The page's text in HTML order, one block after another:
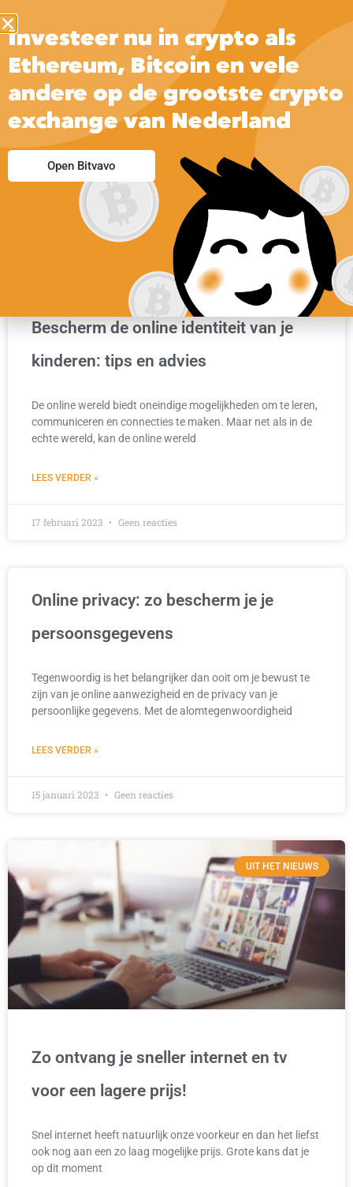
VEILIG INTERNETTEN | PRAKTISCHE INFORMATIE
Bescherm de online identiteit van je
kinderen: tips en advies
De online wereld biedt oneindige mogelijkheden om te leren,
communiceren en connecties te maken. Maar net als in de
echte wereld, kan de online wereld
LEES VERDER »
17 februari 2023 Geen reacties
Online privacy: zo bescherm je je
persoonsgegevens
Tegenwoordig is het belangrijker dan ooit om je bewust te
zijn van je online aanwezigheid en de privacy van je
persoonlijke gegevens. Met de alomtegenwoordigheid
LEES VERDER »
15 januari 2023 Geen reacties
UIT HET NIEUWS
Zo ontvang je sneller internet en tv
voor een lagere prijs!
Snel internet heeft natuurlijk onze voorkeur en dan het liefst
ook nog aan een zo laag mogelijke prijs. Grote kans dat je
op dit moment
Investeer nu in crypto als
Ethereum, Bitcoin en vele
andere op de grootste crypto
exchange van Nederland
Open Bitvavo